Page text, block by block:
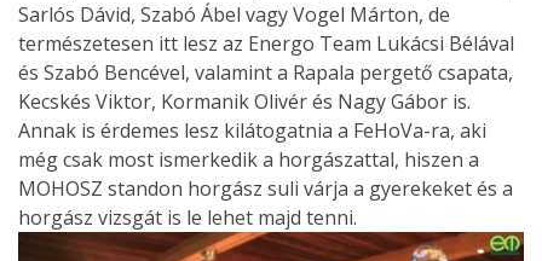
Sarlós Dávid, Szabó Ábel vagy Vogel Márton, de
természetesen itt lesz az Energo Team Lukácsi Bélával
és Szabó Bencével, valamint a Rapala pergető csapata,
Kecskés Viktor, Kormanik Olivér és Nagy Gábor is.
Annak is érdemes lesz kilátogatnia a FeHoVa-ra, aki
még csak most ismerkedik a horgászattal, hiszen a
MOHOSZ standon horgász suli várja a gyerekeket és a
horgász vizsgát is le lehet majd tenni.